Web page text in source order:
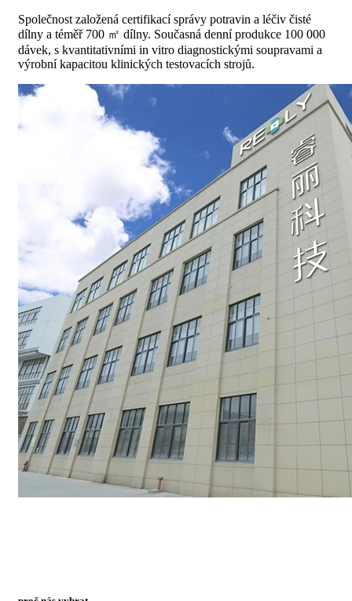
Společnost založená certifikací správy potravin a léčiv čisté
dílny a téměř 700 ㎡ dílny. Současná denní produkce 100 000
dávek, s kvantitativními in vitro diagnostickými soupravami a
výrobní kapacitou klinických testovacích strojů.